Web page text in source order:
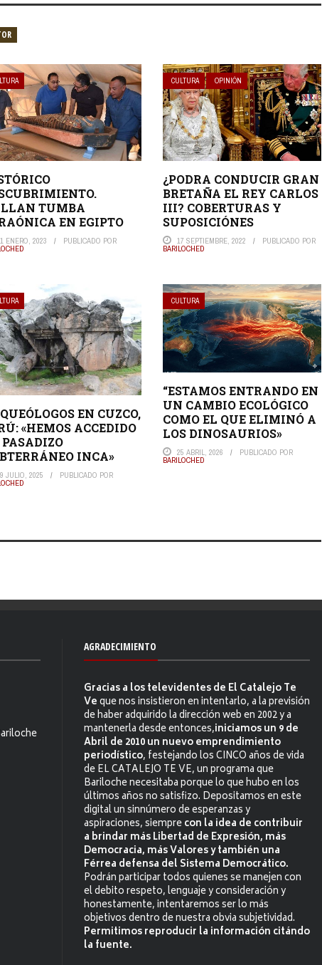
TUMBA
EN EGIPTO
ENERO, 2023 PUBLICADO POR
CULTURA OPINIÓN
¿PODRA CONDUCIR GRAN
BRETAÑA EL REY CARLOS
III? COBERTURAS Y
SUPOSICIÓNES
17 SEPTIEMBRE, 2022 PUBLICADO POR
BARILOCHED
EN CUZCO,
«HEMOS ACCEDIDO
INCA»
JULIO, 2025 PUBLICADO POR
CULTURA
“ESTAMOS ENTRANDO EN
UN CAMBIO ECOLÓGICO
COMO EL QUE ELIMINÓ A
LOS DINOSAURIOS»
25 ABRIL, 2026 PUBLICADO POR
BARILOCHED
AGRADECIMIENTO
Gracias a los televidentes de El Catalejo Te
Veque nos insistieron en intentarlo, a la previsión
de haber adquirido la dirección web en 2002 y a
mantenerla desde entonces,iniciamos un 9 de
Abril de 2010 un nuevo emprendimiento
periodístico, festejando los CINCO años de vida
de EL CATALEJO TE VE, un programa que
Bariloche necesitaba porque lo que hubo en los
últimos años no satisfizo. Depositamos en este
digital un sinnúmero de esperanzas y
aspiraciones, siemprecon la idea de contribuir
a brindar más Libertad de Expresión, más
Democracia, más Valores y también una
Férrea defensa del Sistema Democrático.
Podrán participar todos quienes se manejen con
el debito respeto, lenguaje y consideración y
honestamente, intentaremos ser lo más
objetivos dentro de nuestra obvia subjetividad.
Permitimos reproducir la información citándo
la fuente.